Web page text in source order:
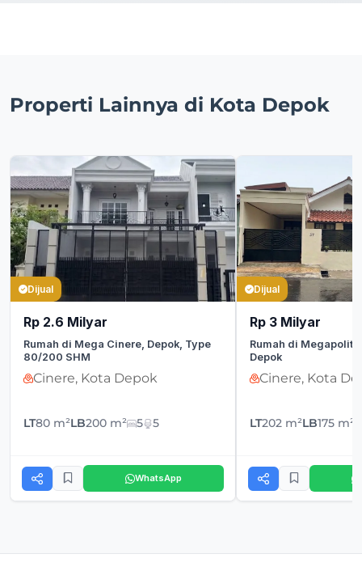
Properti Lainnya di Kota Depok
Dijual
Rp 2.6 Milyar
Rumah di Mega Cinere, Depok, Type
80/200 SHM
Cinere, Kota Depok
LT80 m²LB200 m² 5 5
WhatsApp
Dijual
Rp 3 Milyar
Rumah di
Depok
Cinere, Kota
LT202 m²LB175 m²